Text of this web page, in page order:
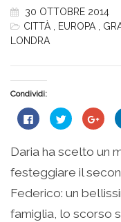
30 OTTOBRE 2014
CITTÀ
EUROPA
LONDRA
Condividi:
Fai
clic
su
Facebook
apre
in
una
nuova
finestra)
Fai
clic
condividere
su
Twitter
(Si
in
una
finestra)
Fai
clic
su
(Si
in
una
Daria ha scelto un
festeggiare il
Federico: un
famiglia, lo scorso